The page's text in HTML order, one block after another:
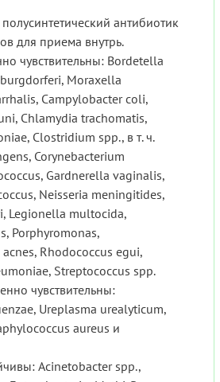
антибиотик
для приема внутрь.
чувствительны: Bordetella
Moraxella
Campylobacter coli,
Chlamydia trachomatis,
Clostridium spp., в т. ч.
Corynebacterium
Gardnerella vaginalis,
Neisseria meningitides,
Legionella multocida,
Porphyromonas,
Rhodococcus egui,
Streptococcus spp.
чувствительны:
Ureplasma urealyticum,
aureus и
Acinetobacter spp.,